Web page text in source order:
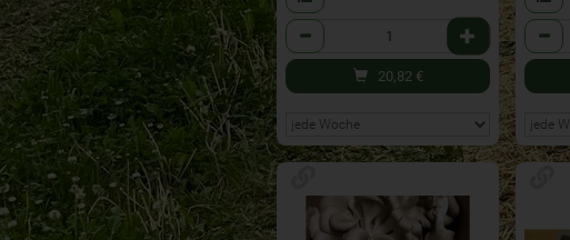
Anzahl
20,82 €
Anzahl